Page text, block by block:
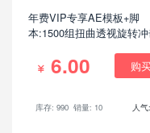
年费VIP专享AE模板+脚
本:1500组扭曲透视旋转
Win/Mac一键安装版
6.00 购
库存: 990 销量: 10 人